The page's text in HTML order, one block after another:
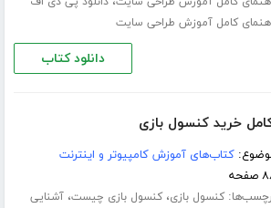
کامل آموزش طراحی سایت
دانلود کتاب
خرید کنسول بازی
کتاب‌های آموزش کامپیوتر و اینترنت
کنسول بازی،کنسول بازی چیست،آشنایی